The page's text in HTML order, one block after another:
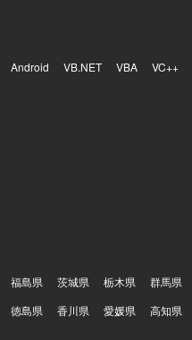
Android VB.NET VBA VC++
福島県 茨城県 栃木県 群馬県
徳島県 香川県 愛媛県 高知県